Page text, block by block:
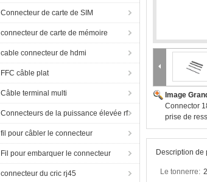
Connecteur de carte de SIM
connecteur de carte de mémoire
cable connecteur de hdmi
FFC câble plat
Câble terminal multi
Connecteurs de la puissance élevée rf
fil pour câbler le connecteur
Fil pour embarquer le connecteur
connecteur du cric rj45
Image
Connector
prise de
Description de
Le tonnerre: